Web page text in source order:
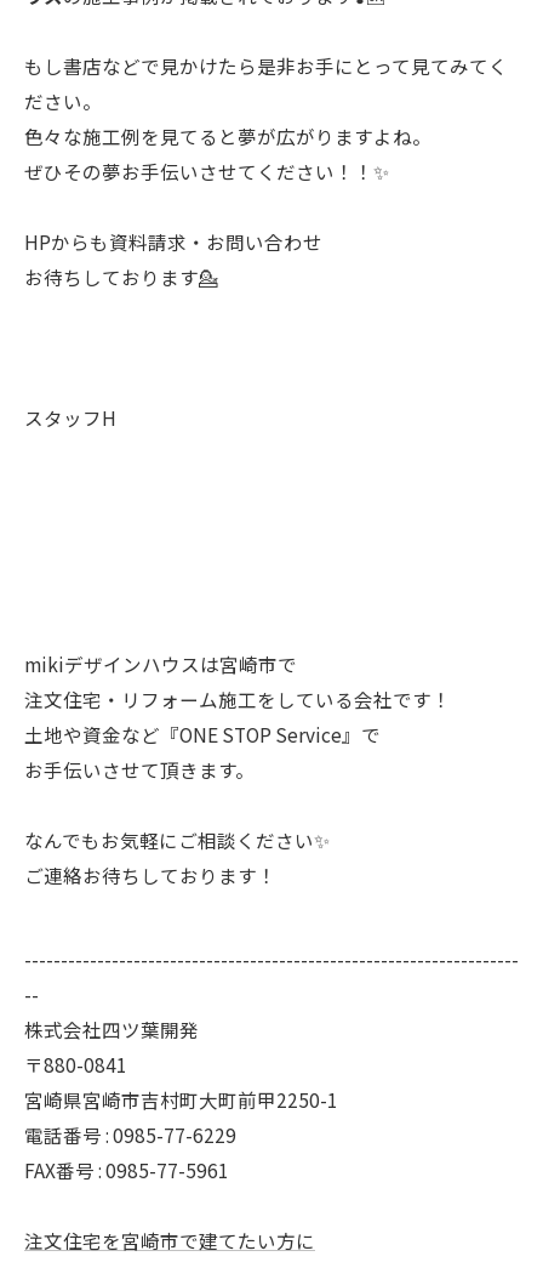
もし書店などで見かけたら是非お手にとって見てみてく
ださい。
色々な施工例を見てると夢が広がりますよね。
ぜひその夢お手伝いさせてください！！✨
HPからも資料請求・お問い合わせ
お待ちしております💁
スタッフH
mikiデザインハウスは宮崎市で
注文住宅・リフォーム施工をしている会社です！
土地や資金など『ONE STOP Service』で
お手伝いさせて頂きます。
なんでもお気軽にご相談ください✨
ご連絡お待ちしております！
--------------------------------------------------------------------
--
株式会社四ツ葉開発
〒880-0841
宮崎県宮崎市吉村町大町前甲2250-1
電話番号 : 0985-77-6229
FAX番号 : 0985-77-5961
注文住宅を宮崎市で建てたい方に